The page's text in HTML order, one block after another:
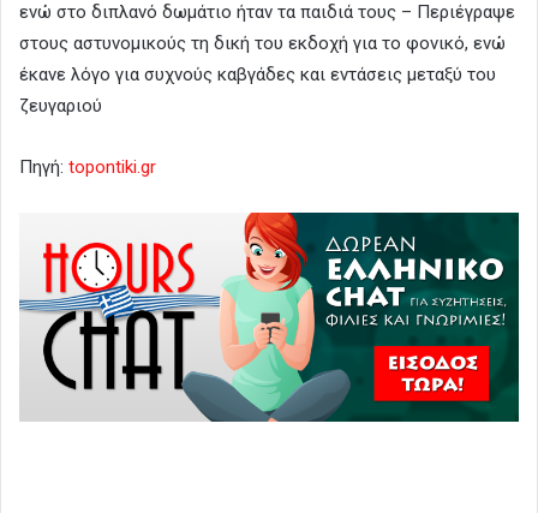
ενώ στο διπλανό δωμάτιο ήταν τα παιδιά τους – Περιέγραψε
στους αστυνομικούς τη δική του εκδοχή για το φονικό, ενώ
έκανε λόγο για συχνούς καβγάδες και εντάσεις μεταξύ του
ζευγαριού
Πηγή: topontiki.gr